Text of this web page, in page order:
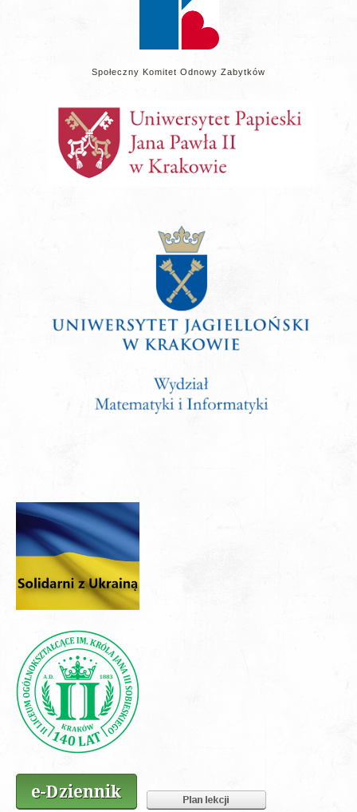
Społeczny Komitet Odnowy Zabytków